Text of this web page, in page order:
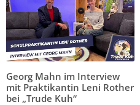
Georg Mahn im Interview
mit Praktikantin Leni Rother
bei „Trude Kuh“